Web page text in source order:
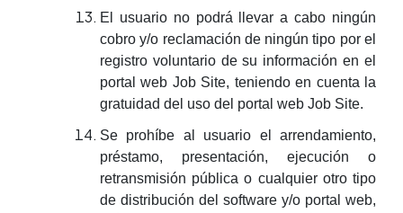
El usuario no podrá llevar a cabo ningún
cobro y/o reclamación de ningún tipo por el
registro voluntario de su información en el
portal web Job Site, teniendo en cuenta la
gratuidad del uso del portal web Job Site.
Se prohíbe al usuario el arrendamiento,
préstamo, presentación, ejecución o
retransmisión pública o cualquier otro tipo
de distribución del software y/o portal web,